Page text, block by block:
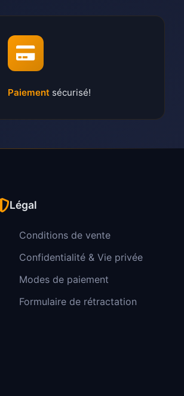
Paiement sécurisé!
Légal
Conditions de vente
Confidentialité & Vie privée
Modes de paiement
Formulaire de rétractation